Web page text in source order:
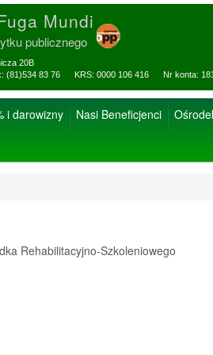
Mundi
publicznego
20B
(81)534 83 76 KRS: 0000 106 416 Nr konta:
i darowizny Nasi Beneficjenci
Rehabilitacyjno-Szkoleniowego